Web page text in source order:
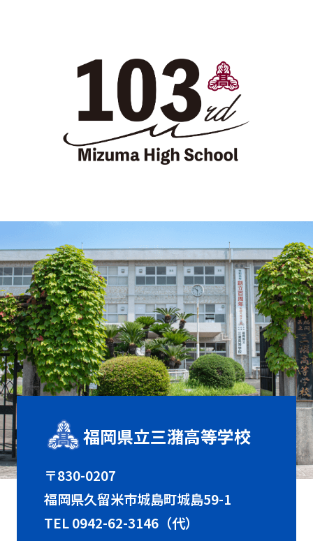
福岡県立三潴高等学校
〒830-0207
福岡県久留米市城島町城島59-1
TEL0942-62-3146（代）